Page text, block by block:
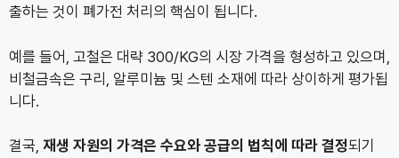
출하는 것이 폐가전 처리의 핵심이 됩니다.
예를 들어, 고철은 대략 300/KG의 시장 가격을 형성하고 있으며,
비철금속은 구리, 알루미늄 및 스텐 소재에 따라 상이하게 평가됩
니다.
결국, 재생 자원의 가격은 수요와 공급의 법칙에 따라 결정되기